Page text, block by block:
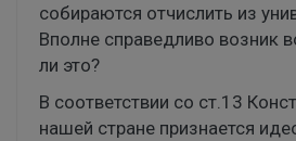
собираются отчислить из
Вполне справедливо возник
ли это?
В соответствии со ст.13
нашей стране признается